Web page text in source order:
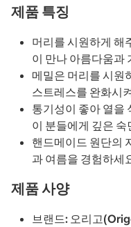
제품 특징
머리를 시원하게 해
이 만나 아름다움과
메밀은 머리를 시원
스트레스를 완화시
통기성이 좋아 열을
이 분들에게 깊은
핸드메이드 원단의
과 여름을 경험하세
제품 사양
브랜드: 오리고